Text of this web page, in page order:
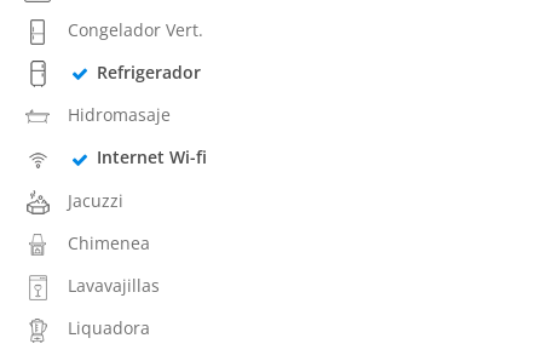
Congelador Vert.
Refrigerador
Hidromasaje
Internet Wi-fi
Jacuzzi
Chimenea
Lavavajillas
Liquadora